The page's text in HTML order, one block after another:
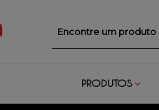
PRODUTOS